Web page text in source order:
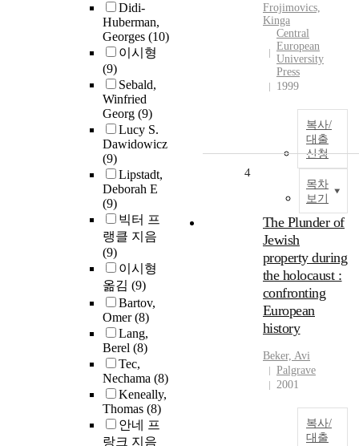
Didi-
Huberman,
Georges (10)
이시형
(9)
Sebald,
Winfried
Georg (9)
Lucy S.
Dawidowicz
(9)
Lipstadt,
Deborah E
(9)
빅터 프
랭클 지음
(9)
이시형
옮김 (9)
Bartov,
Omer(8)
Lang,
Berel (8)
Tec,
Nechama (8)
Keneally,
Thomas (8)
안네 프
랑크 지음
Frojimovics,
Kinga
Central
European
University
Press
1999
복사/
대출
신청
목차
보기
4
The Plunder of
Jewish
property during
the holocaust :
confronting
European
history
Beker, Avi
Palgrave
2001
복사/
대출